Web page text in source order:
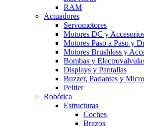
RAM
Actuadores
Servomotores
Motores DC y
Motores Paso a Paso y
Motores Brushless y
Bombas y
Displays y Pantallas
Buzzer, Parlantes y
Peltier
Robótica
Estructuras
Coches
Brazos